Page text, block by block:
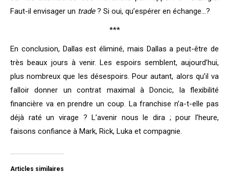
Faut-il envisager un trade? Si oui, qu’espérer en échange…?
***
En conclusion, Dallas est éliminé, mais Dallas a peut-être de
très beaux jours à venir. Les espoirs semblent, aujourd’hui,
plus nombreux que les désespoirs. Pour autant, alors qu’il va
falloir donner un contrat maximal à Doncic, la flexibilité
financière va en prendre un coup. La franchise n’a-t-elle pas
déjà raté un virage ? L’avenir nous le dira ; pour l’heure,
faisons confiance à Mark, Rick, Luka et compagnie.
Articles similaires